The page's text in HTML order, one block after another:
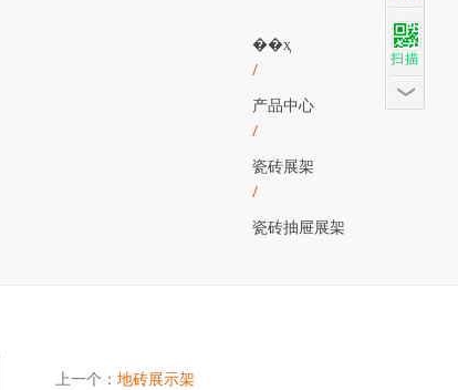
��ҳ
/
产品中心
/
瓷砖展架
/
瓷砖抽屉展架
上一个： 地砖展示架
扫描